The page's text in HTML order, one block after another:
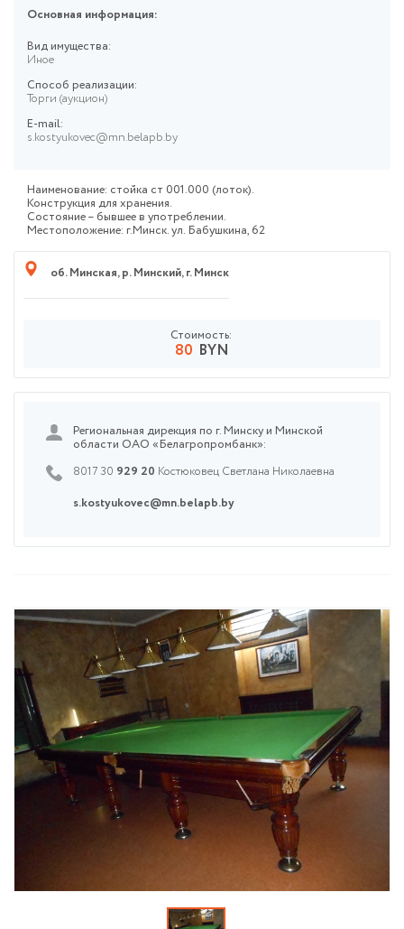
Основная информация:
Вид имущества:
Иное
Способ реализации:
Торги (аукцион)
E-mail:
s.kostyukovec@mn.belapb.by
Наименование: стойка ст 001.000 (лоток).
Конструкция для хранения.
Состояние – бывшее в употреблении.
Местоположение: г.Минск. ул. Бабушкина, 62
об. Минская,р. Минский,г. Минск
Стоимость:
80 BYN
Региональная дирекция по г. Минску и Минской
области ОАО «Белагропромбанк»:
8017 30 929 20 Костюковец Светлана Николаевна
s.kostyukovec@mn.belapb.by